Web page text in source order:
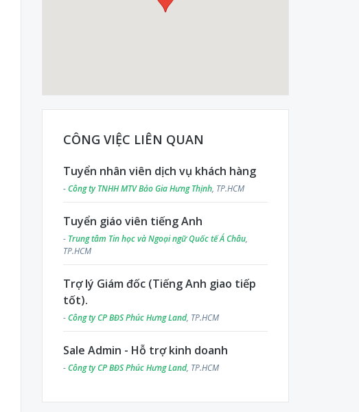
CÔNG VIỆC LIÊN QUAN
Tuyển nhân viên dịch vụ khách hàng
-Công ty TNHH MTV Bảo Gia Hưng Thịnh, TP.HCM
Tuyển giáo viên tiếng Anh
- Trung tâm Tin học và Ngoại ngữ Quốc tế Á Châu,
TP.HCM
Trợ lý Giám đốc (Tiếng Anh giao tiếp
tốt).
-Công ty CP BĐS Phúc Hưng Land, TP.HCM
Sale Admin - Hỗ trợ kinh doanh
-Công ty CP BĐS Phúc Hưng Land, TP.HCM